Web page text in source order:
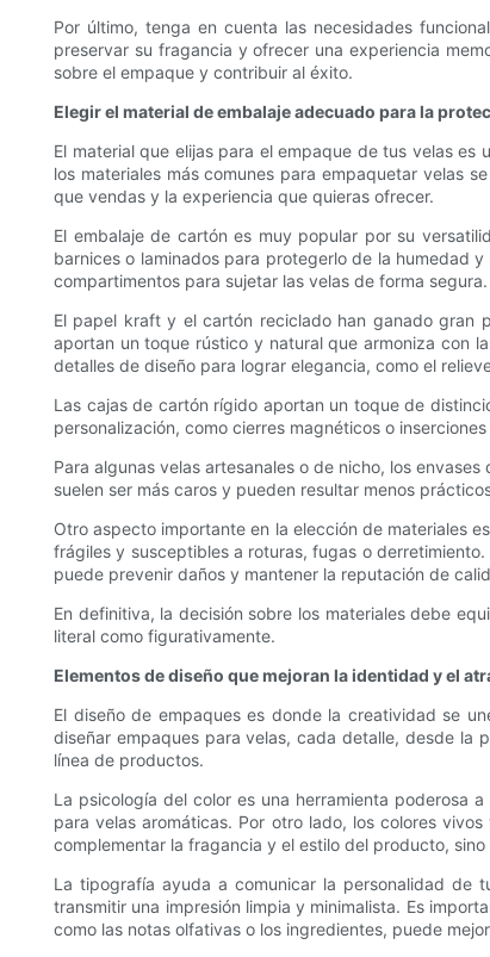
Por último, tenga en cuenta las necesidades
preservar su fragancia y ofrecer una experiencia
sobre el empaque y contribuir al éxito.
Elegir el material de embalaje adecuado para la
El material que elijas para el empaque de tus velas
los materiales más comunes para empaquetar velas
que vendas y la experiencia que quieras ofrecer.
El embalaje de cartón es muy popular por su
barnices o laminados para protegerlo de la humedad
compartimentos para sujetar las velas de forma segura.
El papel kraft y el cartón reciclado han ganado gran
aportan un toque rústico y natural que armoniza con
detalles de diseño para lograr elegancia, como el
Las cajas de cartón rígido aportan un toque de
personalización, como cierres magnéticos o
Para algunas velas artesanales o de nicho, los
suelen ser más caros y pueden resultar menos
Otro aspecto importante en la elección de materiales
frágiles y susceptibles a roturas, fugas o
puede prevenir daños y mantener la reputación de
En definitiva, la decisión sobre los materiales debe
literal como figurativamente.
Elementos de diseño que mejoran la identidad y el
El diseño de empaques es donde la creatividad se
diseñar empaques para velas, cada detalle, desde la
línea de productos.
La psicología del color es una herramienta poderosa
para velas aromáticas. Por otro lado, los colores
complementar la fragancia y el estilo del producto,
La tipografía ayuda a comunicar la personalidad de
transmitir una impresión limpia y minimalista. Es
como las notas olfativas o los ingredientes, puede